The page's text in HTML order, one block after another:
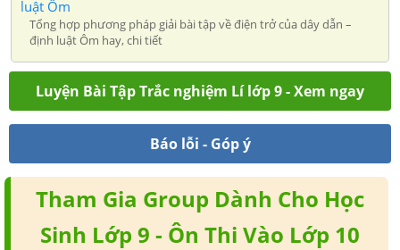
luật Ôm
Tổng hợp phương pháp giải bài tập về điện trở của dây dẫn –
định luật Ôm hay, chi tiết
Luyện Bài Tập Trắc nghiệm Lí lớp 9 - Xem ngay
Báo lỗi - Góp ý
Tham Gia Group Dành Cho Học
Sinh Lớp 9 - Ôn Thi Vào Lớp 10